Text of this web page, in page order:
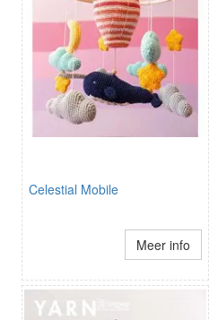
Celestial Mobile
Meer info